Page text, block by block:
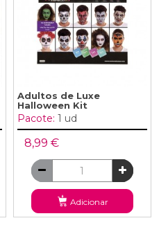
Adultos de Luxe
Halloween Kit
Pacote: 1 ud
8,99 €
Adicionar